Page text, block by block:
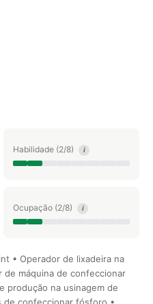
Habilidade (2/8) i
Ocupação (2/8) i
• Operador de lixadeira na
de máquina de confeccionar
produção na usinagem de